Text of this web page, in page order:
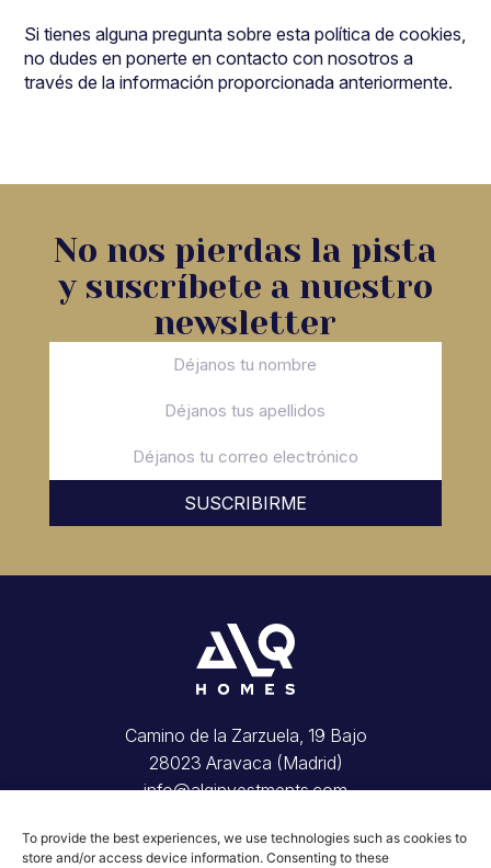
To provide the best experiences, we use technologies such as cookies to
store and/or access device information. Consenting to these
Si tienes alguna pregunta sobre esta política de cookies,
no dudes en ponerte en contacto con nosotros a
través de la información proporcionada anteriormente.
No nos pierdas la pista
y suscríbete a nuestro
newsletter
SUSCRIBIRME
Camino de la Zarzuela, 19 Bajo
28023 Aravaca (Madrid)
info@alqinvestments.com
Tu vivienda